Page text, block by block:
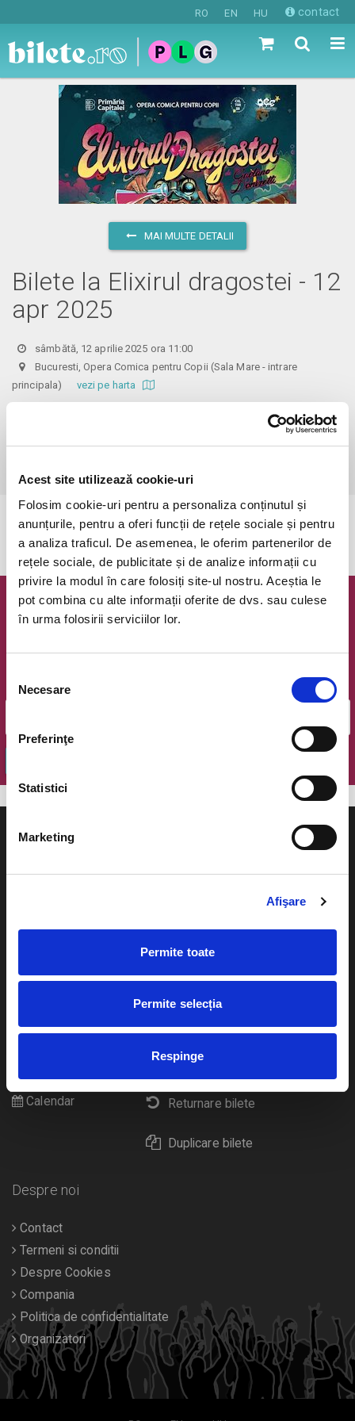
Acest site utilizează cookie-uri
Folosim cookie-uri pentru a personaliza conținutul și
anunțurile, pentru a oferi funcții de rețele sociale și pentru
a analiza traficul. De asemenea, le oferim partenerilor de
rețele sociale, de publicitate și de analize informații cu
privire la modul în care folosiți site-ul nostru. Aceștia le
pot combina cu alte informații oferite de dvs. sau culese
în urma folosirii serviciilor lor.
consimțământului
Necesare
Preferinţe
Statistici
Marketing
Afişare
Permite toate
Permite selecția
Respinge
RO EN HU contact
MAI MULTE DETALII
Bilete la Elixirul dragostei - 12
apr 2025
sâmbătă, 12 aprilie 2025 ora 11:00
Bucuresti, Opera Comica pentru Copii (Sala Mare - intrare
principala) vezi pe harta
Biletele comandate pe www.bilete.ro cu maximum 3 zile inainte de
spectacol, se vor achita/ridica cu o zi inaintea spectacolului pana in
ora 12:00. Dupa aceasta ora/data, nici o comanda de bilete plasata
Evenimentul a expirat.
Newsletter @ Bilete.ro
Oferte exclusive si o editie saptamanala cu cele mai noi
Email
Cum comand bilete?
Plata online sau cash
eBilet printat acasa
Livrare prin curier
Returnare bilete
Duplicare bilete
festivaluri
Pentru copii
Calendar
Despre noi
Contact
Termeni si conditii
Despre Cookies
Compania
Politica de confidentialitate
Organizatori